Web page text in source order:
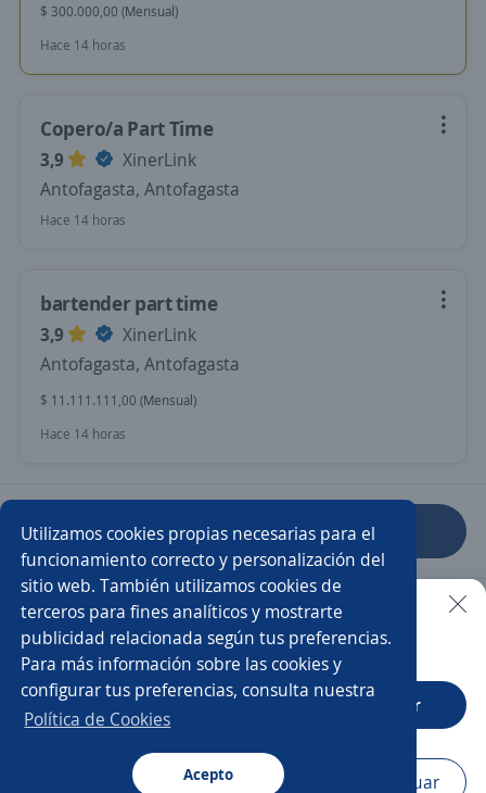
Utilizamos cookies propias necesarias para el
funcionamiento correcto y personalización del
sitio web. También utilizamos cookies de
terceros para fines analíticos y mostrarte
publicidad relacionada según tus preferencias.
Para más información sobre las cookies y
configurar tus preferencias, consulta nuestra
Política de Cookies
Acepto
$ 300.000,00 (Mensual)
Hace 14 horas
Copero/a Part Time
3,9
XinerLink
Antofagasta, Antofagasta
Hace 14 horas
bartender part time
3,9
XinerLink
Antofagasta, Antofagasta
$ 11.111.111,00 (Mensual)
Hace 14 horas
Anterior Siguiente
Nuevas ofertas de empleo Avísame
Empleos similares
Camarero/a Ayudante de limpieza
Mucamo/a Auxiliar de cocina
Buscar es más fácil en la app
CT App Abrir
Navegador Continuar